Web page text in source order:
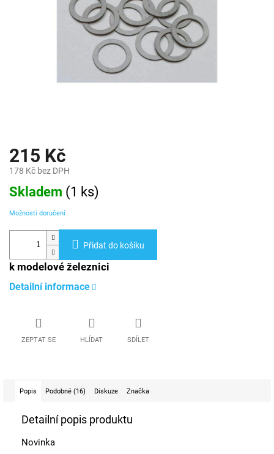
215 Kč
178 Kč bez DPH
Měrná
cena:
Skladem (1 ks)
Možnosti doručení
Přidat do košíku
k modelové železnici
Detailní informace
ZEPTAT SE HLÍDAT SDÍLET
Popis Podobné (16) Diskuze Značka
Detailní popis produktu
Novinka